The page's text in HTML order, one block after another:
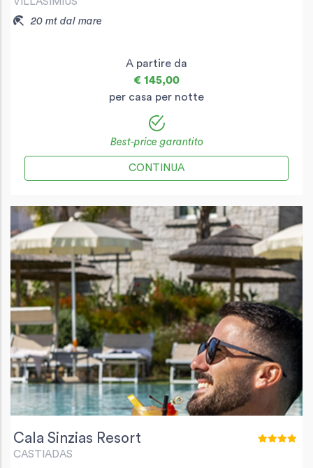
20 mt dal mare
A partire da
€ 145,00
per casa per notte
Best-price garantito
CONTINUA
Cala Sinzias Resort
CASTIADAS